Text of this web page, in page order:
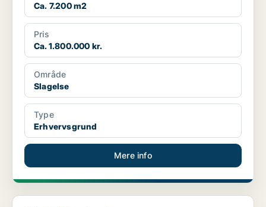
Ca. 7.200 m2
Pris
Ca. 1.800.000 kr.
Område
Slagelse
Type
Erhvervsgrund
Mere info
Klinik i Næstved